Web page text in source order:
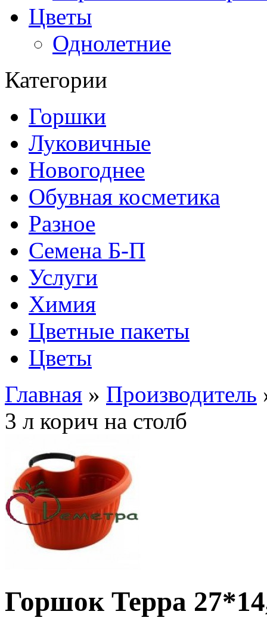
Цветы
Однолетние
Категории
Горшки
Луковичные
Новогоднее
Обувная косметика
Разное
Семена Б-П
Услуги
Химия
Цветные пакеты
Цветы
Главная » Производитель
3 л корич на столб
Горшок Терра